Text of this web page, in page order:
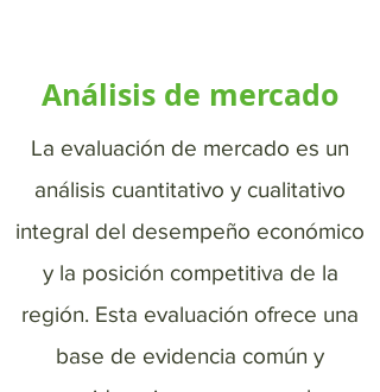
Análisis de mercado
La evaluación de mercado es un
análisis cuantitativo y cualitativo
integral del desempeño económico
y la posición competitiva de la
región. Esta evaluación ofrece una
base de evidencia común y